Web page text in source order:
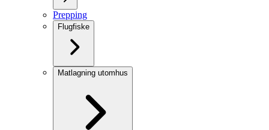
Prepping
Flugfiske
Matlagning utomhus